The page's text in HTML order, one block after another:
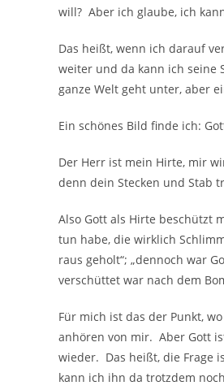
will? Aber ich glaube, ich
Das heißt, wenn ich darauf
weiter und da kann ich seine
ganze Welt geht unter, aber
Ein schönes Bild finde ich:
Der Herr ist mein Hirte, mir
denn dein Stecken und Stab
Also Gott als Hirte beschützt
tun habe, die wirklich
raus geholt“; „dennoch war
verschüttet war nach dem
Für mich ist das der Punkt,
anhören von mir. Aber Gott
wieder. Das heißt, die Frage
kann ich ihn da trotzdem